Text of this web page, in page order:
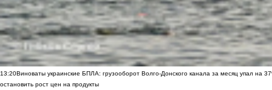
13:20Виноваты украинские БПЛА: грузооборот Волго-Донского канала за месяц упал на
остановить рост цен на продукты